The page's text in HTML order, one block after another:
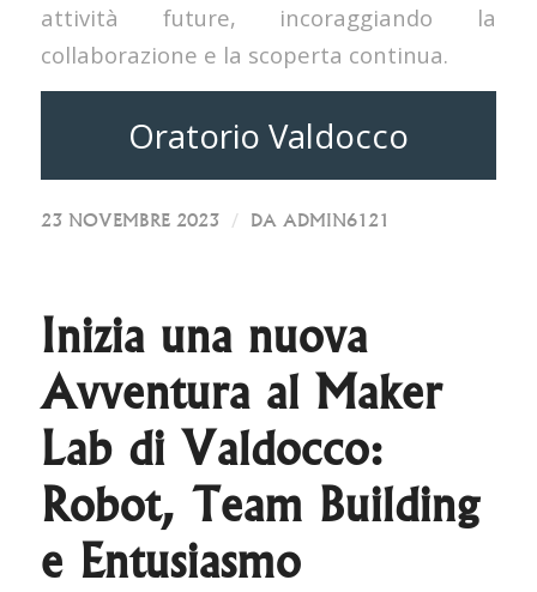
attività future, incoraggiando la
collaborazione e la scoperta continua.
Oratorio Valdocco
23 NOVEMBRE 2023 / DA ADMIN6121
Inizia una nuova
Avventura al Maker
Lab di Valdocco:
Robot, Team Building
e Entusiasmo